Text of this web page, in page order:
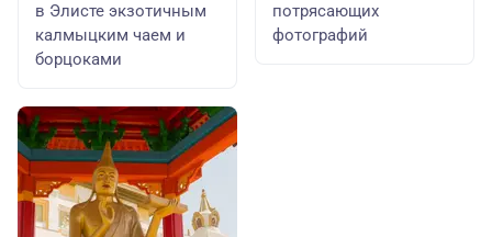
в Элисте экзотичным
калмыцким чаем и
борцоками
потрясающих
фотографий